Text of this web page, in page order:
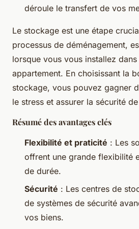
déroule le transfert de vos
Le stockage est une étape
processus de déménagement,
lorsque vous vous installez
appartement. En choisissant la
stockage, vous pouvez gagner
le stress et assurer la sécurité
Résumé des avantages clés
Flexibilité et praticité : Les
offrent une grande flexibilité
de durée.
Sécurité : Les centres de
de systèmes de sécurité
vos biens.